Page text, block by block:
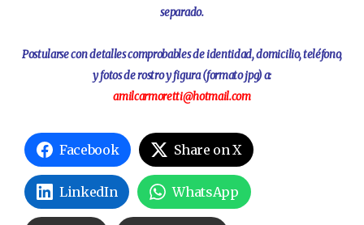
separado.
Postularse con detalles comprobables de identidad, domicilio, teléfono,
y fotos de rostro y figura (formato jpg) a:
amilcarmoretti@hotmail.com
Facebook Share on X
LinkedIn WhatsApp